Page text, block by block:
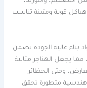
قوية ومتينة تناسب
بناء عالية الجودة تضمن
يجعل الهناجر مثالية
وحتى الحظائر
هندسية متطورة تحقق